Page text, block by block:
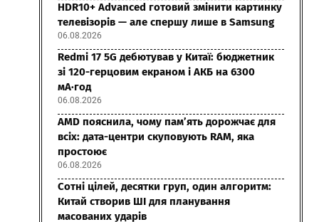
HDR10+ Advanced готовий змінити картинку
телевізорів — але спершу лише в Samsung
06.08.2026
Redmi 17 5G дебютував у Китаї: бюджетник
зі 120-герцовим екраном і АКБ на 6300
мА·год
06.08.2026
AMD пояснила, чому пам’ять дорожчає для
всіх: дата-центри скуповують RAM, яка
простоює
06.08.2026
Сотні цілей, десятки груп, один алгоритм:
Китай створив ШІ для планування
масованих ударів